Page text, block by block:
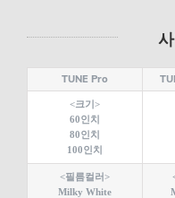
TUNE Pro
<크기>
60인치
80인치
100인치
<필름컬러>
Milky White